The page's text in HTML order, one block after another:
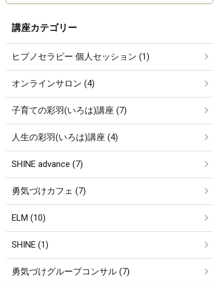
講座カテゴリー
ヒプノセラピー 個人セッション (1)
オンラインサロン (4)
子育ての彩羽(いろは)講座 (7)
人生の彩羽(いろは)講座 (4)
SHINE advance (7)
勇気づけカフェ (7)
ELM (10)
SHINE (1)
勇気づけグループコンサル (7)